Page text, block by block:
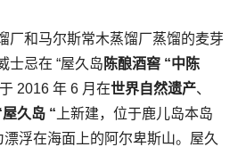
厂和马尔斯常木蒸馏厂蒸馏的麦芽
士忌在 “屋久岛 陈酿酒窖 “中陈
于 2016 年 6 月在世界自然遗产、
屋久岛 “ 上新建，位于鹿儿岛本岛
浮在海面上的阿尔卑斯山。屋久